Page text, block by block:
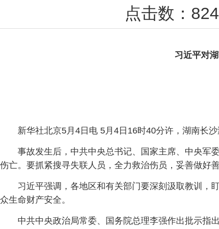
点击数： 824
习近平对
新华社北京5月4日电 5月4日16时40分许，湖南长
事故发生后，中共中央总书记、国家主席、中央军
伤亡。要抓紧搜寻失联人员，全力救治伤员，妥善做好
习近平强调，各地区和有关部门要深刻汲取教训，
众生命财产安全。
中共中央政治局常委、国务院总理李强作出批示指